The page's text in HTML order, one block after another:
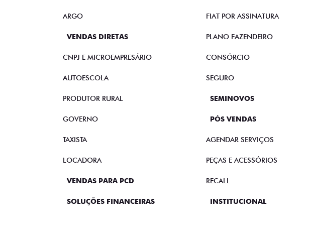
ARGO
VENDAS DIRETAS
CNPJ E MICROEMPRESÁRIO
AUTOESCOLA
PRODUTOR RURAL
GOVERNO
TAXISTA
LOCADORA
VENDAS PARA PCD
SOLUÇÕES FINANCEIRAS
FIAT POR ASSINATURA
PLANO FAZENDEIRO
CONSÓRCIO
SEGURO
SEMINOVOS
PÓS VENDAS
AGENDAR SERVIÇOS
PEÇAS E ACESSÓRIOS
RECALL
INSTITUCIONAL